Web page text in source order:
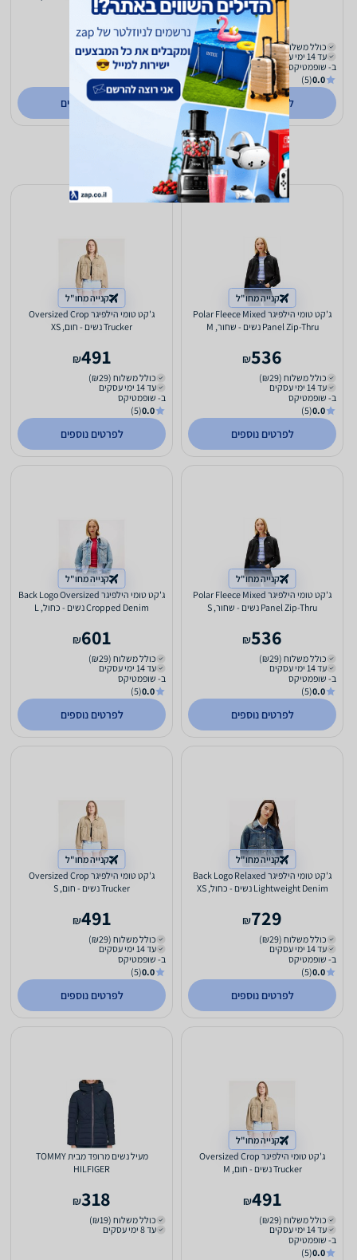
601
₪
כולל משלוח (₪29)
עד 14 ימי עסקים
ב- שופמטיקס
0.0
(5)
לפרטים נוספים
601
₪
כולל משלוח (₪29)
עד 14 ימי עסקים
ב- שופמטיקס
0.0
(5)
לפרטים נוספים
קנייה מחו"ל
ג'קט טומי הילפיגר Polar Fleece Mixed
Panel Zip-Thru נשים - שחור, M
536
₪
כולל משלוח (₪29)
עד 14 ימי עסקים
ב- שופמטיקס
0.0
(5)
לפרטים נוספים
קנייה מחו"ל
ג'קט טומי הילפיגר Oversized Crop
Trucker נשים - חום, XS
491
₪
כולל משלוח (₪29)
עד 14 ימי עסקים
ב- שופמטיקס
0.0
(5)
לפרטים נוספים
קנייה מחו"ל
ג'קט טומי הילפיגר Polar Fleece Mixed
Panel Zip-Thru נשים - שחור, S
536
₪
כולל משלוח (₪29)
עד 14 ימי עסקים
ב- שופמטיקס
0.0
(5)
לפרטים נוספים
קנייה מחו"ל
ג'קט טומי הילפיגר Back Logo Oversized
Cropped Denim נשים - כחול, L
601
₪
כולל משלוח (₪29)
עד 14 ימי עסקים
ב- שופמטיקס
0.0
(5)
לפרטים נוספים
קנייה מחו"ל
ג'קט טומי הילפיגר Back Logo Relaxed
Lightweight Denim נשים - כחול, XS
729
₪
כולל משלוח (₪29)
עד 14 ימי עסקים
ב- שופמטיקס
0.0
(5)
לפרטים נוספים
קנייה מחו"ל
ג'קט טומי הילפיגר Oversized Crop
Trucker נשים - חום, S
491
₪
כולל משלוח (₪29)
עד 14 ימי עסקים
ב- שופמטיקס
0.0
(5)
לפרטים נוספים
קנייה מחו"ל
ג'קט טומי הילפיגר Oversized Crop
Trucker נשים - חום, M
491
₪
כולל משלוח (₪29)
עד 14 ימי עסקים
ב- שופמטיקס
0.0
(5)
מעיל נשים מרופד מבית TOMMY
HILFIGER
318
₪
כולל משלוח (₪19)
עד 8 ימי עסקים